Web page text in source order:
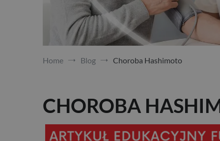
Home Blog Choroba Hashimoto
CHOROBA